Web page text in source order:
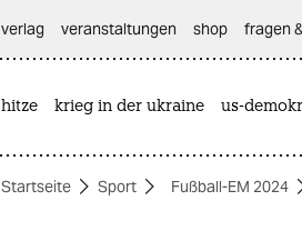
themen
verlag
veranstaltungen shop fragen
hitze krieg in der ukraine us-
Startseite Sport Fußball-EM 2024